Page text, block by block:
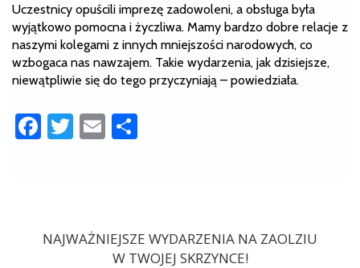
Uczestnicy opuścili imprezę zadowoleni, a obsługa była
wyjątkowo pomocna i życzliwa. Mamy bardzo dobre relacje z
naszymi kolegami z innych mniejszości narodowych, co
wzbogaca nas nawzajem. Takie wydarzenia, jak dzisiejsze,
niewątpliwie się do tego przyczyniają – powiedziała.
Facebook
Twitter
Email
NAJWAŻNIEJSZE WYDARZENIA NA ZAOLZIU
W TWOJEJ SKRZYNCE!